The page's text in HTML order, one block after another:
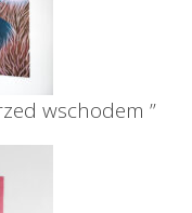
wschodem ”